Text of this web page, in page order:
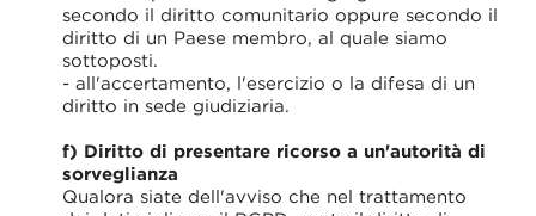
secondo il diritto comunitario oppure secondo il
diritto di un Paese membro, al quale siamo
sottoposti.
- all'accertamento, l'esercizio o la difesa di un
diritto in sede giudiziaria.
f) Diritto di presentare ricorso a un'autorità di
sorveglianza
Qualora siate dell'avviso che nel trattamento